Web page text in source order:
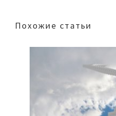
Похожие статьи